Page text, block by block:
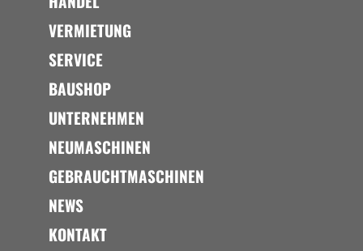
VERMIETUNG
SERVICE
BAUSHOP
UNTERNEHMEN
NEUMASCHINEN
GEBRAUCHTMASCHINEN
NEWS
KONTAKT